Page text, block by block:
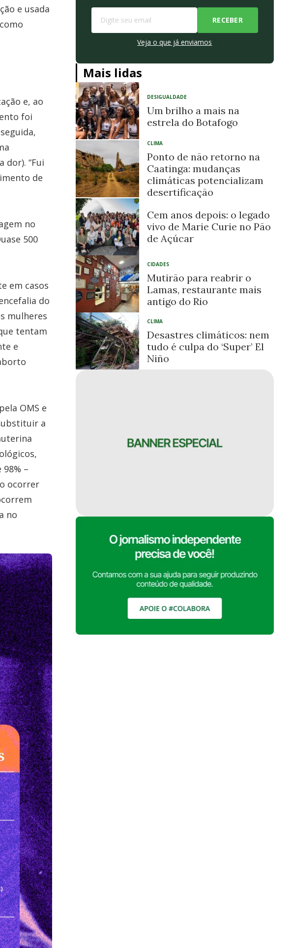
e usada
e, ao
foi
dor). “Fui
de
no
500
em casos
do
mulheres
tentam
e
OMS e
a
–
ocorrer
no
Veja o que já enviamos
Mais lidas
DESIGUALDADE
Um brilho a mais na
estrela do Botafogo
CLIMA
Ponto de não retorno na
Caatinga: mudanças
climáticas potencializam
desertificação
Cem anos depois: o legado
vivo de Marie Curie no Pão
de Açúcar
CIDADES
Mutirão para reabrir o
Lamas, restaurante mais
antigo do Rio
CLIMA
Desastres climáticos: nem
tudo é culpa do ‘Super’ El
Niño